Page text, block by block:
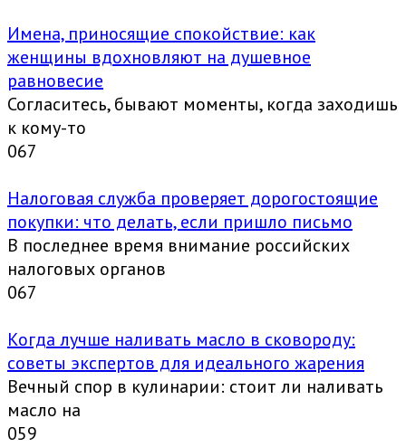
Имена, приносящие спокойствие: как
женщины вдохновляют на душевное
равновесие
Согласитесь, бывают моменты, когда заходишь
к кому-то
067
Налоговая служба проверяет дорогостоящие
покупки: что делать, если пришло письмо
В последнее время внимание российских
налоговых органов
067
Когда лучше наливать масло в сковороду:
советы экспертов для идеального жарения
Вечный спор в кулинарии: стоит ли наливать
масло на
059